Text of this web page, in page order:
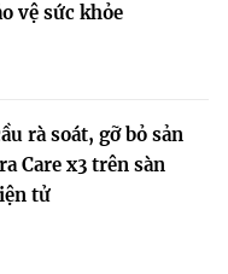
vệ sức khỏe
rà soát, gỡ bỏ sản
Care x3 trên sàn
tử